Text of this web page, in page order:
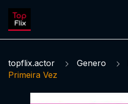
topflix.actor Genero
Primeira Vez